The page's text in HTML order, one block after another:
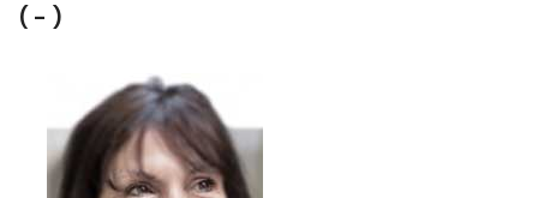
( - )